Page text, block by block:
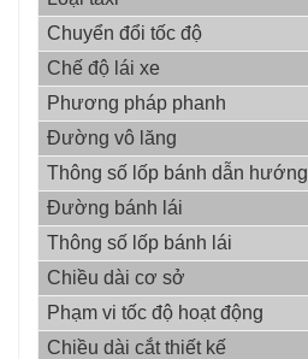
Chuyển đổi tốc độ
Chế độ lái xe
Phương pháp phanh
Đường vô lăng
Thông số lốp bánh dẫn hướng
Đường bánh lái
Thông số lốp bánh lái
Chiều dài cơ sở
Phạm vi tốc độ hoạt động
Chiều dài cắt thiết kế